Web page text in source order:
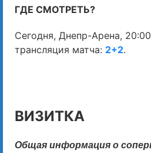
ГДЕ СМОТРЕТЬ?
Сегодня, Днепр-Арена,
трансляция матча: 2+2.
ВИЗИТКА
Общая информация о